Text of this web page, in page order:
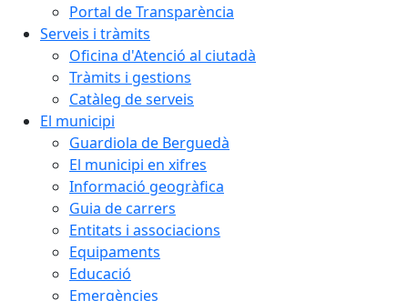
Portal de Transparència
Serveis i tràmits
Oficina d'Atenció al ciutadà
Tràmits i gestions
Catàleg de serveis
El municipi
Guardiola de Berguedà
El municipi en xifres
Informació geogràfica
Guia de carrers
Entitats i associacions
Equipaments
Educació
Emergències